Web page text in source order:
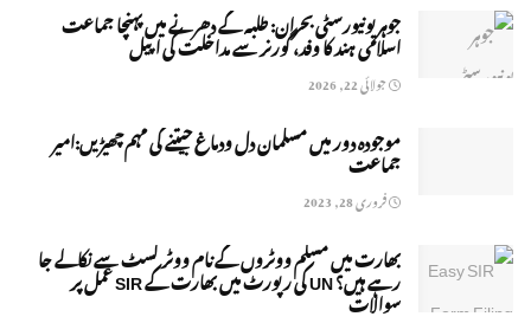
جوہر یونیورسٹی بحران: طلبہ کے دھرنے میں پہنچا جماعت
اسلامی ہند کا وفد، گورنر سے مداخلت کی اپیل
جولائی 22, 2026
موجودہ دور میں مسلمان دل ودماغ جیتنے کی مہم چھیڑیں:امیر
جماعت
فروری 28, 2023
بھارت میں مسلم ووٹروں کے نام ووٹر لسٹ سے نکالے جا
رہے ہیں؟ UN کی رپورٹ میں بھارت کے SIR عمل پر
سوالات